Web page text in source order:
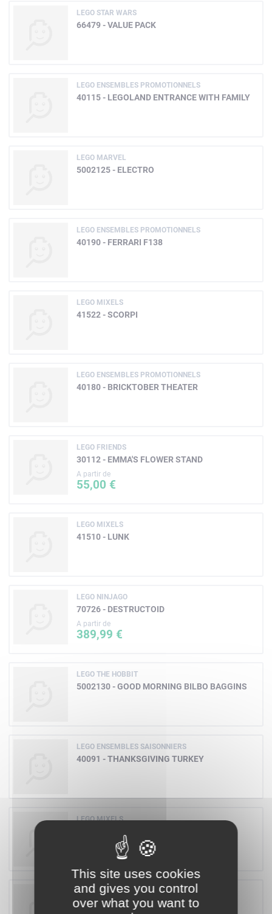
LEGO STAR WARS
66479 - VALUE PACK
LEGO ENSEMBLES PROMOTIONNELS
40115 - LEGOLAND ENTRANCE WITH FAMILY
LEGO MARVEL
5002125 - ELECTRO
LEGO ENSEMBLES PROMOTIONNELS
40190 - FERRARI F138
LEGO MIXELS
41522 - SCORPI
LEGO ENSEMBLES PROMOTIONNELS
40180 - BRICKTOBER THEATER
LEGO FRIENDS
30112 - EMMA'S FLOWER STAND
A partir de
55,00 €
LEGO MIXELS
41510 - LUNK
LEGO NINJAGO
70726 - DESTRUCTOID
A partir de
389,99 €
LEGO THE HOBBIT
5002130 - GOOD MORNING BILBO BAGGINS
LEGO ENSEMBLES SAISONNIERS
40091 - THANKSGIVING TURKEY
LEGO MIXELS
LEGO CITY
30228 - POLICE ATV
This site uses cookies
and gives you control
over what you want to